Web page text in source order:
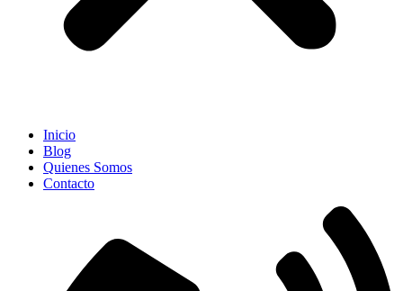
Inicio
Blog
Quienes Somos
Contacto